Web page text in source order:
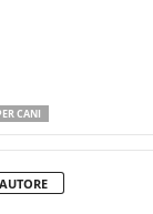
CANI